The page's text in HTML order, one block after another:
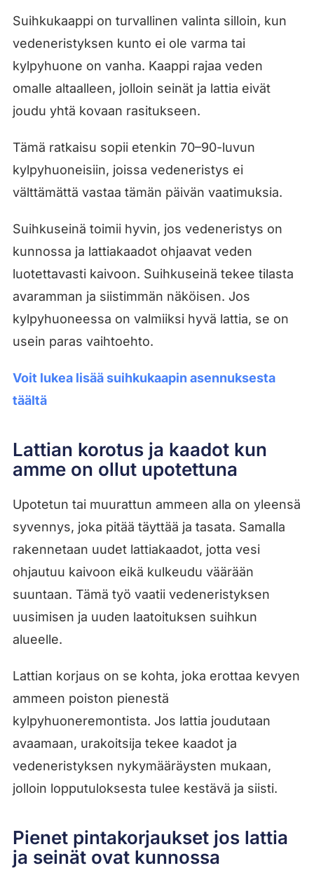
Suihkukaappi on turvallinen valinta silloin, kun
vedeneristyksen kunto ei ole varma tai
kylpyhuone on vanha. Kaappi rajaa veden
omalle altaalleen, jolloin seinät ja lattia eivät
joudu yhtä kovaan rasitukseen.
Tämä ratkaisu sopii etenkin 70–90-luvun
kylpyhuoneisiin, joissa vedeneristys ei
välttämättä vastaa tämän päivän vaatimuksia.
Suihkuseinä toimii hyvin, jos vedeneristys on
kunnossa ja lattiakaadot ohjaavat veden
luotettavasti kaivoon. Suihkuseinä tekee tilasta
avaramman ja siistimmän näköisen. Jos
kylpyhuoneessa on valmiiksi hyvä lattia, se on
usein paras vaihtoehto.
Voit lukea lisää suihkukaapin asennuksesta
täältä
Lattian korotus ja kaadot kun
amme on ollut upotettuna
Upotetun tai muurattun ammeen alla on yleensä
syvennys, joka pitää täyttää ja tasata. Samalla
rakennetaan uudet lattiakaadot, jotta vesi
ohjautuu kaivoon eikä kulkeudu väärään
suuntaan. Tämä työ vaatii vedeneristyksen
uusimisen ja uuden laatoituksen suihkun
alueelle.
Lattian korjaus on se kohta, joka erottaa kevyen
ammeen poiston pienestä
kylpyhuoneremontista. Jos lattia joudutaan
avaamaan, urakoitsija tekee kaadot ja
vedeneristyksen nykymääräysten mukaan,
jolloin lopputuloksesta tulee kestävä ja siisti.
Pienet pintakorjaukset jos lattia
ja seinät ovat kunnossa